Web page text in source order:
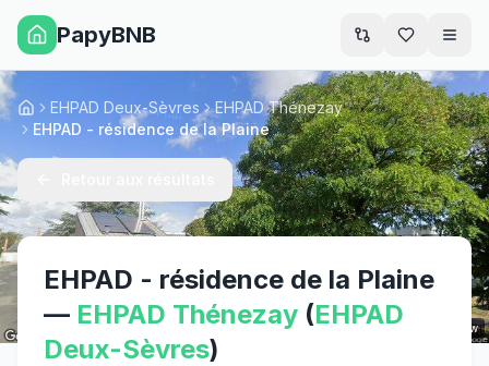
PapyBNB
Street View
AccueilEHPAD Deux-Sèvres
EHPAD Thénezay
EHPAD - résidence de la Plaine
EHPAD - résidence de la Plaine
— EHPAD Thénezay (EHPAD
Deux-Sèvres)